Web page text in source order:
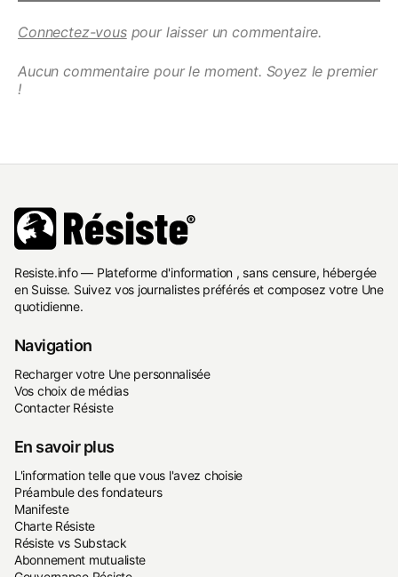
Connectez-vouspour laisser un commentaire.
Aucun commentaire pour le moment. Soyez le premier
!
Resiste.info — Plateforme d'information , sans censure, hébergée
en Suisse. Suivez vos journalistes préférés et composez votre Une
quotidienne.
Navigation
Recharger votre Une personnalisée
Vos choix de médias
Contacter Résiste
En savoir plus
L'information telle que vous l'avez choisie
Préambule des fondateurs
Manifeste
Charte Résiste
Résiste vs Substack
Abonnement mutualiste